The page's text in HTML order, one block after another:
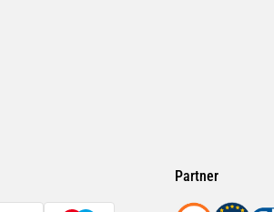
Partner